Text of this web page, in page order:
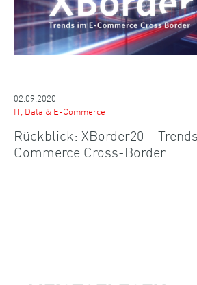
02.09.2020
IT, Data & E-Commerce
Rückblick: XBorder20 –
Commerce Cross-Border